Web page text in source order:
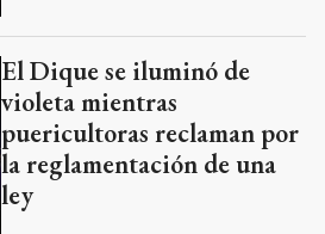
El Dique se iluminó de
violeta mientras
puericultoras reclaman por
la reglamentación de una
ley